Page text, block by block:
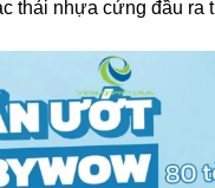
thải nhựa cứng đầu ra